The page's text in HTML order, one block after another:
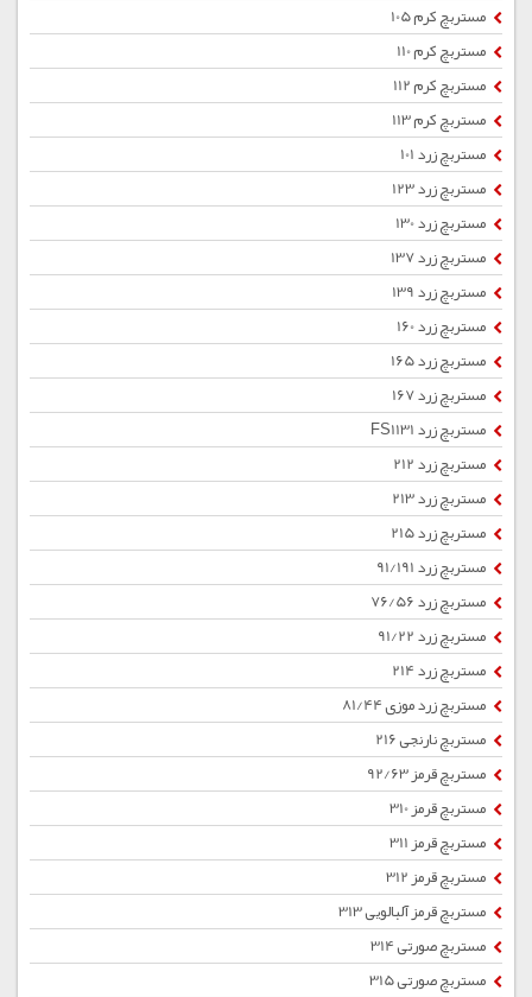
مستربچ کرم 105
مستربچ کرم 110
مستربچ کرم 112
مستربچ کرم 113
مستربچ زرد 101
مستربچ زرد 123
مستربچ زرد 130
مستربچ زرد 137
مستربچ زرد 139
مستربچ زرد 160
مستربچ زرد 165
مستربچ زرد 167
مستربچ زرد FS1131
مستربچ زرد 212
مستربچ زرد 213
مستربچ زرد 215
مستربچ زرد 91/191
مستربچ زرد 76/56
مستربچ زرد 91/22
مستربچ زرد 214
مستربچ زرد موزی 81/44
مستربچ نارنجی 216
مستربچ قرمز 92/63
مستربچ قرمز 310
مستربچ قرمز 311
مستربچ قرمز 312
مستربچ قرمز آلبالویی 313
مستربچ صورتی 314
مستربچ صورتی 315